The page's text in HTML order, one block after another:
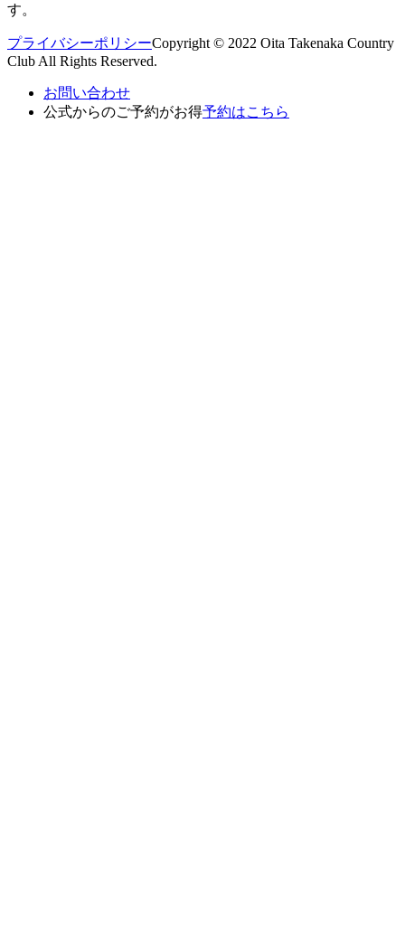
す。
プライバシーポリシーCopyright © 2022 Oita Takenaka Country
Club All Rights Reserved.
お問い合わせ
公式からのご予約がお得予約はこちら